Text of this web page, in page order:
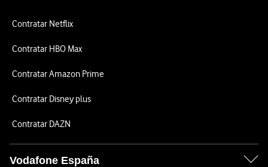
Contratar Netflix
Contratar HBO Max
Contratar Amazon Prime
Contratar Disney plus
Contratar DAZN
Vodafone España